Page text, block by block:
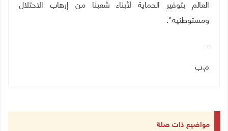
العالم بتوفير الحماية لأبناء شعبنا من إرهاب الاحتلال
ومستوطنيه".
ـــ
م.ب
مواضيع ذات صلة